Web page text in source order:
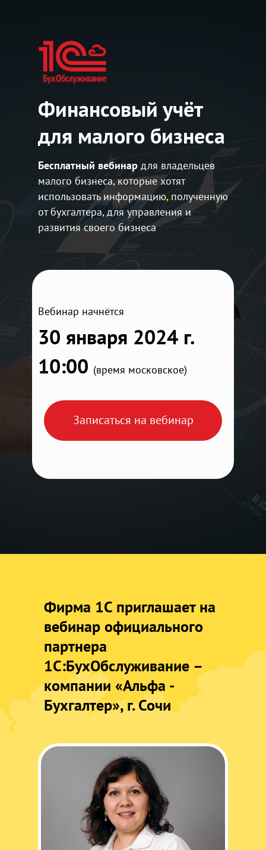
Финансовый учёт
для малого бизнеса
Бесплатный вебинардля владельцев
малого бизнеса, которые хотят
использовать информацию, полученную
от бухгалтера, для управления и
развития своего бизнеса
Вебинар начнётся
30 января 2024 г.
10:00
Записаться на вебинар
(время московское)
Фирма 1С приглашает на
вебинар официального
партнера
1С:БухОбслуживание –
компании «Альфа -
Бухгалтер», г. Сочи